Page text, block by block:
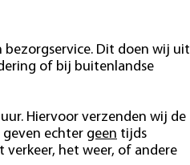
Dit doen wij uit
of bij buitenlandse
Hiervoor verzenden wij de
geven echter geen tijds
het weer, of andere